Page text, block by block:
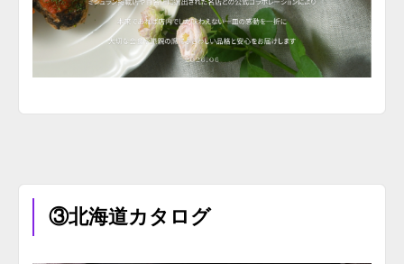
③北海道カタログ